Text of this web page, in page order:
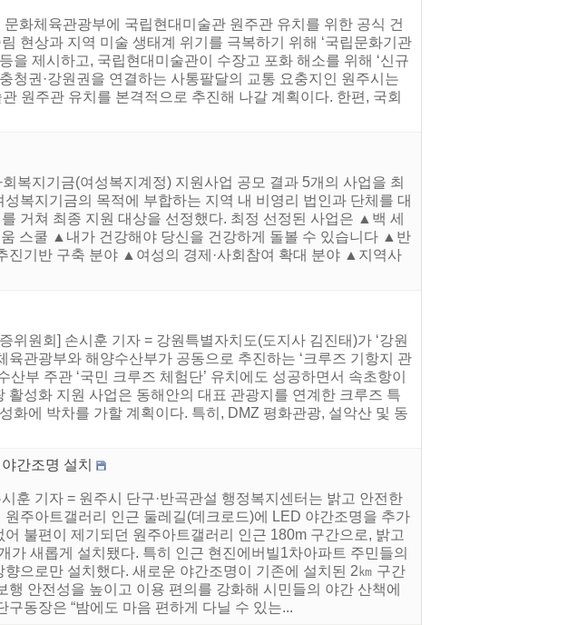
화체육관광부에 국립현대미술관 원주관 유치를 위한 공식 건
현상과 지역 미술 생태계 위기를 극복하기 위해 ‘국립문화기관
을 제시하고, 국립현대미술관이 수장고 포화 해소를 위해 ‘신규
청권·강원권을 연결하는 사통팔달의 교통 요충지인 원주시는
원주관 유치를 본격적으로 추진해 나갈 계획이다. 한편, 국회
복지기금(여성복지계정) 지원사업 공모 결과 5개의 사업을 최
복지기금의 목적에 부합하는 지역 내 비영리 법인과 단체를 대
거쳐 최종 지원 대상을 선정했다. 최정 선정된 사업은 ▲백 세
스쿨 ▲내가 건강해야 당신을 건강하게 돌볼 수 있습니다 ▲반
진기반 구축 분야 ▲여성의 경제·사회참여 확대 분야 ▲지역사
원회] 손시훈 기자 = 강원특별자치도(도지사 김진태)가 ‘강원
관광부와 해양수산부가 공동으로 추진하는 ‘크루즈 기항지 관
부 주관 ‘국민 크루즈 체험단’ 유치에도 성공하면서 속초항이
성화 지원 사업은 동해안의 대표 관광지를 연계한 크루즈 특
화에 박차를 가할 계획이다. 특히, DMZ 평화관광, 설악산 및 동
간조명 설치
훈 기자 = 원주시 단구·반곡관설 행정복지센터는 밝고 안전한
주아트갤러리 인근 둘레길(데크로드)에 LED 야간조명을 추가
불편이 제기되던 원주아트갤러리 인근 180m 구간으로, 밝고
가 새롭게 설치됐다. 특히 인근 현진에버빌1차아파트 주민들의
으로만 설치했다. 새로운 야간조명이 기존에 설치된 2㎞ 구간
안전성을 높이고 이용 편의를 강화해 시민들의 야간 산책에
동장은 “밤에도 마음 편하게 다닐 수 있는...